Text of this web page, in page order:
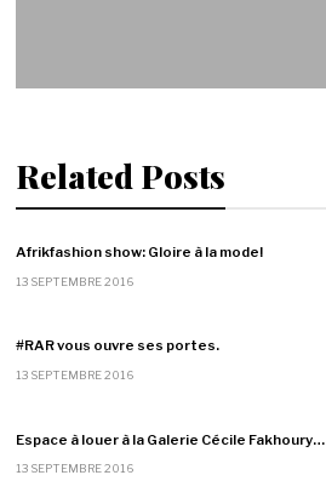
Related Posts
Afrikfashion show: Gloire à la mode!
13 SEPTEMBRE 2016
#RAR vous ouvre ses portes.
13 SEPTEMBRE 2016
Espace à louer à la Galerie Cécile Fakhoury…
13 SEPTEMBRE 2016